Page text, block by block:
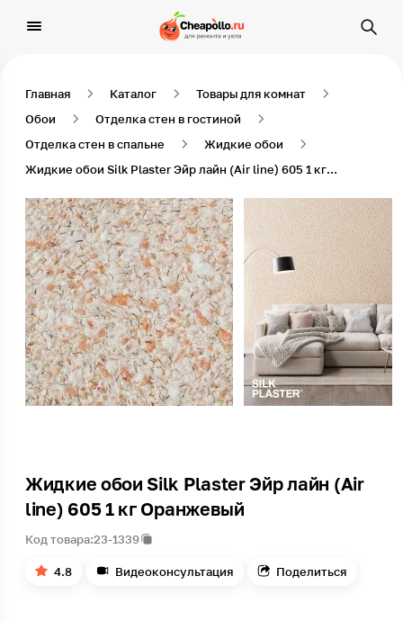
Главная Каталог
Товары для комнат
Обои
Отделка стен в гостиной
Отделка стен в спальне
Жидкие обои
Жидкие обои Silk Plaster Эйр лайн (Air line) 605 1 кг Оранжевый
Жидкие обои Silk Plaster Эйр лайн (Air
line) 605 1 кг Оранжевый
Код товара:23-1339
4.8 Видеоконсультация Поделиться